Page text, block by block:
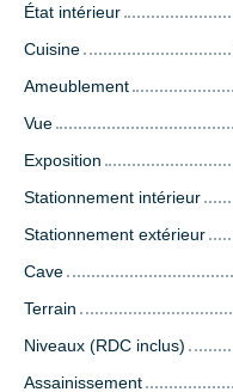
État intérieur
Cuisine
Ameublement
Vue
Exposition
Stationnement intérieur
Stationnement extérieur
Cave
Terrain
Niveaux (RDC inclus)
Assainissement